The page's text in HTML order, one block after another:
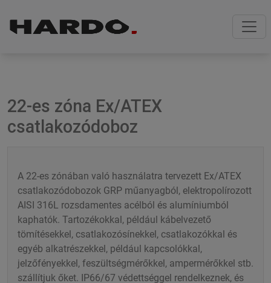
Skip
Skip
22-es zóna Ex/ATEX
csatlakozódoboz
A 22-es zónában való használatra tervezett Ex/ATEX
csatlakozódobozok GRP műanyagból, elektropolírozott
AISI 316L rozsdamentes acélból és alumíniumból
kaphatók. Tartozékokkal, például kábelvezető
tömítésekkel, csatlakozósínekkel, csatlakozókkal és
egyéb alkatrészekkel, például kapcsolókkal,
jelzőfényekkel, feszültségmérőkkel, ampermérőkkel stb.
szállítjuk őket. IP66/67 védettséggel rendelkeznek, és